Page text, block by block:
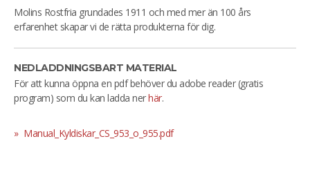
Molins Rostfria grundades 1911 och med mer än 100 års
erfarenhet skapar vi de rätta produkterna för dig.
NEDLADDNINGSBART MATERIAL
För att kunna öppna en pdf behöver du adobe reader (gratis
program) som du kan ladda nerhär.
Manual_Kyldiskar_CS_953_o_955.pdf